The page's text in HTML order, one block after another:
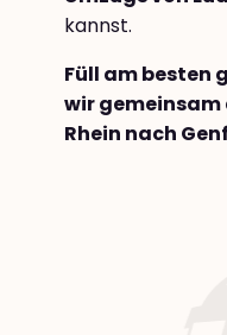
kannst.
Füll am besten
wir gemeinsam
Rhein nach